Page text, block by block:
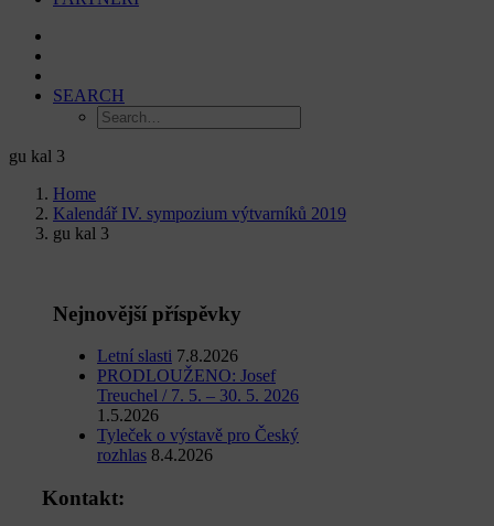
SEARCH
gu kal 3
Home
Kalendář IV. sympozium výtvarníků 2019
gu kal 3
Nejnovější příspěvky
Letní slasti 7.8.2026
PRODLOUŽENO: Josef
Treuchel / 7. 5. – 30. 5. 2026
1.5.2026
Tyleček o výstavě pro Český
rozhlas 8.4.2026
Kontakt: